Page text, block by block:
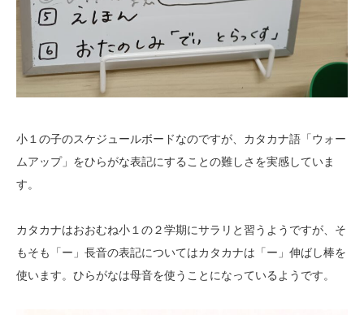
小１の子のスケジュールボードなのですが、カタカナ語「ウォー
ムアップ」をひらがな表記にすることの難しさを実感していま
す。
カタカナはおおむね小１の２学期にサラリと習うようですが、そ
もそも「ー」長音の表記についてはカタカナは「ー」伸ばし棒を
使います。ひらがなは母音を使うことになっているようです。